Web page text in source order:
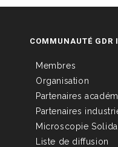
COMMUNAUTÉ GDR
Membres
Organisation
Partenaires
Partenaires
Microscopie
Liste de diffusion